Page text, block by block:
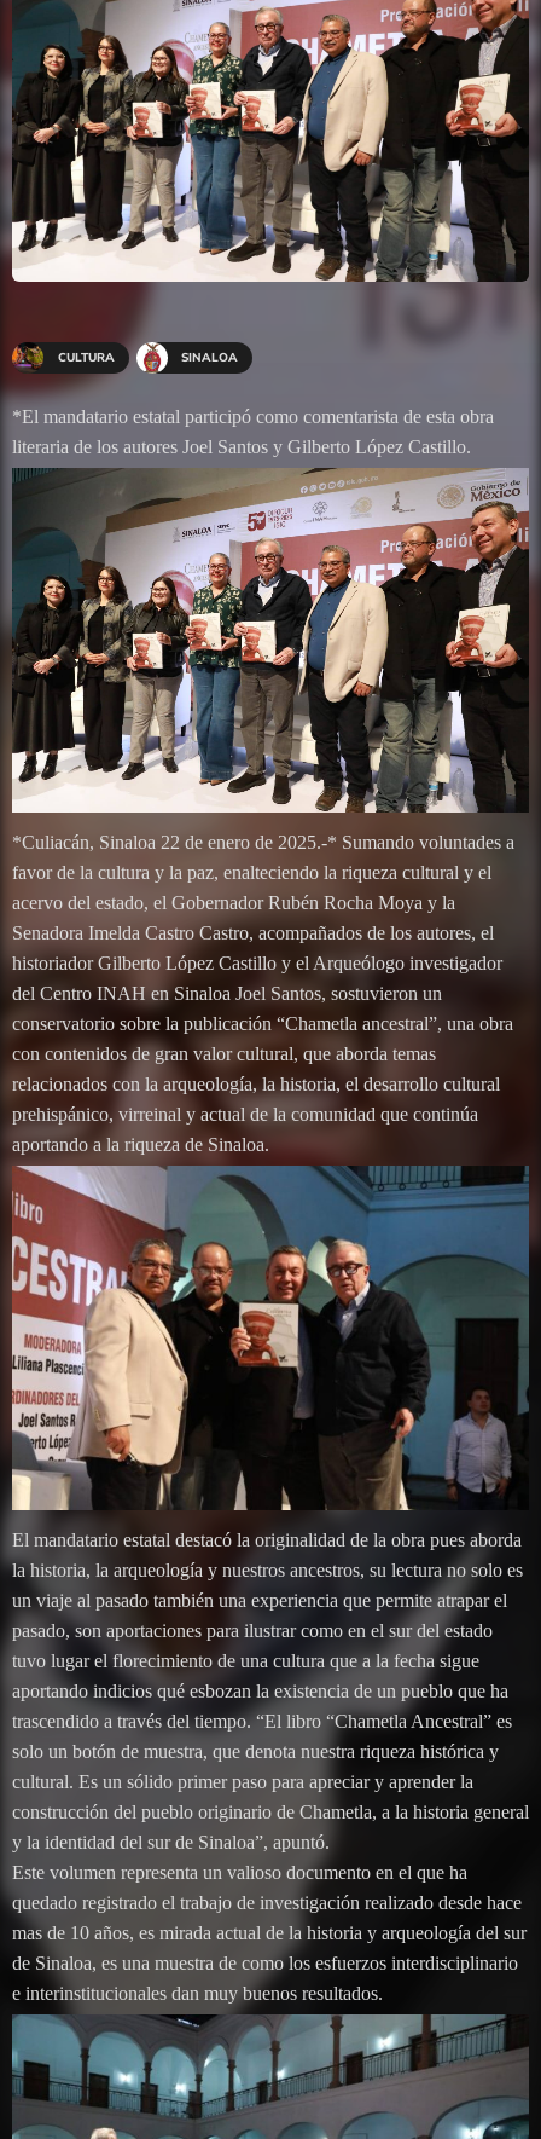
CULTURA SINALOA
*El mandatario estatal participó como comentarista de esta obra
literaria de los autores Joel Santos y Gilberto López Castillo.
*Culiacán, Sinaloa 22 de enero de 2025.-* Sumando voluntades a
favor de la cultura y la paz, enalteciendo la riqueza cultural y el
acervo del estado, el Gobernador Rubén Rocha Moya y la
Senadora Imelda Castro Castro, acompañados de los autores, el
historiador Gilberto López Castillo y el Arqueólogo investigador
del Centro INAH en Sinaloa Joel Santos, sostuvieron un
conservatorio sobre la publicación “Chametla ancestral”, una obra
con contenidos de gran valor cultural, que aborda temas
relacionados con la arqueología, la historia, el desarrollo cultural
prehispánico, virreinal y actual de la comunidad que continúa
aportando a la riqueza de Sinaloa.
El mandatario estatal destacó la originalidad de la obra pues aborda
la historia, la arqueología y nuestros ancestros, su lectura no solo es
un viaje al pasado también una experiencia que permite atrapar el
pasado, son aportaciones para ilustrar como en el sur del estado
tuvo lugar el florecimiento de una cultura que a la fecha sigue
aportando indicios qué esbozan la existencia de un pueblo que ha
trascendido a través del tiempo. “El libro “Chametla Ancestral” es
solo un botón de muestra, que denota nuestra riqueza histórica y
cultural. Es un sólido primer paso para apreciar y aprender la
construcción del pueblo originario de Chametla, a la historia general
y la identidad del sur de Sinaloa”, apuntó.
Este volumen representa un valioso documento en el que ha
quedado registrado el trabajo de investigación realizado desde hace
mas de 10 años, es mirada actual de la historia y arqueología del sur
de Sinaloa, es una muestra de como los esfuerzos interdisciplinario
e interinstitucionales dan muy buenos resultados.